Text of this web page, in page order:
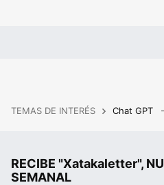
TEMAS DE INTERÉS Chat GPT
RECIBE "Xatakaletter",
SEMANAL